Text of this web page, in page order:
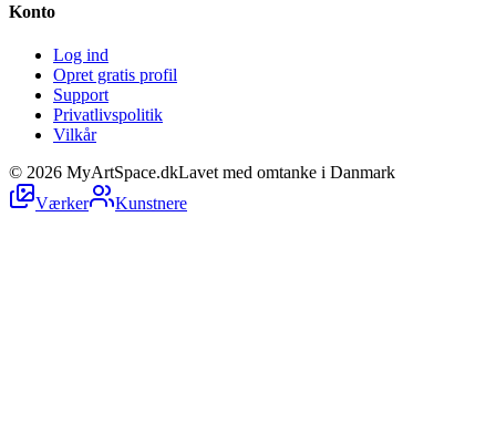
Konto
Log ind
Opret gratis profil
Support
Privatlivspolitik
Vilkår
© 2026 MyArtSpace.dkLavet med omtanke i Danmark
Værker
Kunstnere